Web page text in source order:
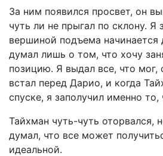
За ним появился просвет, он
чуть ли не прыгал по склону. Я
вершиной подъема начинается
думал лишь о том, что хочу
позицию. Я выдал все, что
встал перед Дарио, и когда
спуске, я заполучил именно то,
Тайхман чуть-чуть оторвался,
думал, что все может
идеальной.